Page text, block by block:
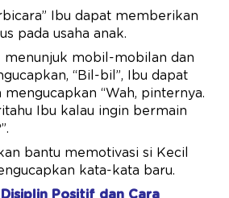
Ibu dapat memberikan
pada usaha anak.
menunjuk mobil-mobilan dan
“Bil-bil”, Ibu dapat
“Wah, pinternya.
Ibu kalau ingin bermain
bantu memotivasi si Kecil
kata-kata baru.
Disiplin Positif dan Cara